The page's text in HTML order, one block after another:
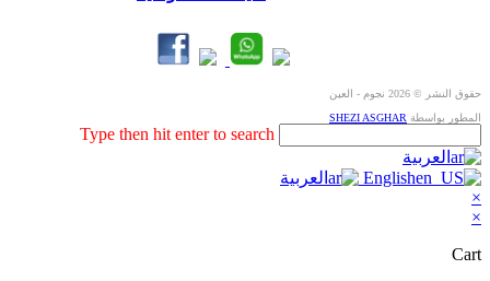
حقوق النشر © 2026 نجوم - العين
المطور بواسطة SHEZI ASGHAR
this
website
Type then hit enter to search
العربية
English
العربية
×
×
Cart